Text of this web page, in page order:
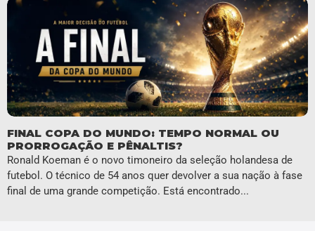
FINAL COPA DO MUNDO: TEMPO NORMAL OU
PRORROGAÇÃO E PÊNALTIS?
Ronald Koeman é o novo timoneiro da seleção holandesa de
futebol. O técnico de 54 anos quer devolver a sua nação à fase
final de uma grande competição. Está encontrado...